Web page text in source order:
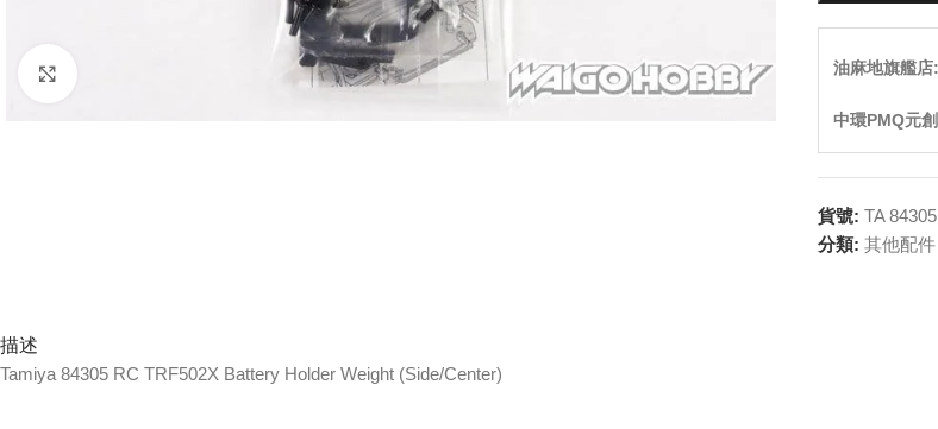
油麻地旗艦店:
中環PMQ元
貨號: TA 84305
分類: 其他配件
描述
Tamiya 84305 RC TRF502X Battery Holder Weight (Side/Center)